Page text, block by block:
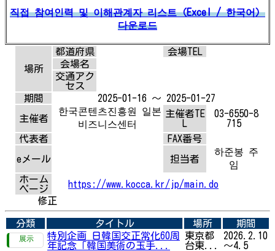
직접 참여인력 및 이해관계자 리스트（Excel / 한국어）
다운로드
場所
都道府県
会場TEL
会場名
交通アク
セス
期間
2025-01-16 ～ 2025-01-27
主催者
한국콘텐츠진흥원 일본
비즈니스센터
主催者TE
03-6550-8
715
代表者
FAX番号
eメール 担当者
하준봉 주
임
ホーム
ページ
https://www.kocca.kr/jp/main.do
修正
分類 タイトル 場所
期間
特別企画 日韓国交正常化60周
年記念「韓国美術の玉手...
東京都
台東...
2026.2.10
～4.5